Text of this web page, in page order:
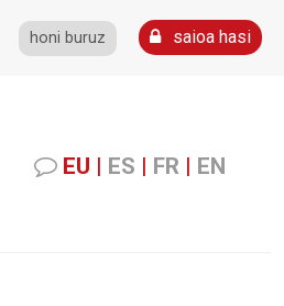
honi buruz saioa hasi
EU | ES | FR | EN